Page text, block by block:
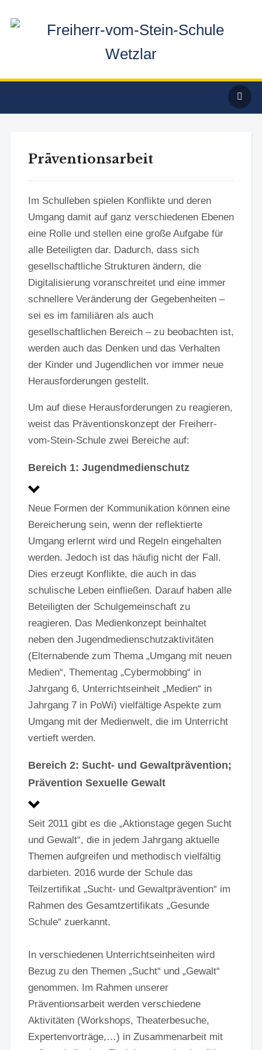
Präventionsarbeit
Im Schulleben spielen Konflikte und deren
Umgang damit auf ganz verschiedenen Ebenen
eine Rolle und stellen eine große Aufgabe für
alle Beteiligten dar. Dadurch, dass sich
gesellschaftliche Strukturen ändern, die
Digitalisierung voranschreitet und eine immer
schnellere Veränderung der Gegebenheiten –
sei es im familiären als auch
gesellschaftlichen Bereich – zu beobachten ist,
werden auch das Denken und das Verhalten
der Kinder und Jugendlichen vor immer neue
Herausforderungen gestellt.
Um auf diese Herausforderungen zu reagieren,
weist das Präventionskonzept der Freiherr-
vom-Stein-Schule zwei Bereiche auf:
Bereich 1: Jugendmedienschutz
Neue Formen der Kommunikation können eine
Bereicherung sein, wenn der reflektierte
Umgang erlernt wird und Regeln eingehalten
werden. Jedoch ist das häufig nicht der Fall.
Dies erzeugt Konflikte, die auch in das
schulische Leben einfließen. Darauf haben alle
Beteiligten der Schulgemeinschaft zu
reagieren. Das Medienkonzept beinhaltet
neben den Jugendmedienschutzaktivitäten
(Elternabende zum Thema „Umgang mit neuen
Medien“, Thementag „Cybermobbing“ in
Jahrgang 6, Unterrichtseinheit „Medien“ in
Jahrgang 7 in PoWi) vielfältige Aspekte zum
Umgang mit der Medienwelt, die im Unterricht
vertieft werden.
Bereich 2: Sucht- und Gewaltprävention;
Prävention Sexuelle Gewalt
Seit 2011 gibt es die „Aktionstage gegen Sucht
und Gewalt“, die in jedem Jahrgang aktuelle
Themen aufgreifen und methodisch vielfältig
darbieten. 2016 wurde der Schule das
Teilzertifikat „Sucht- und Gewaltprävention“ im
Rahmen des Gesamtzertifikats „Gesunde
Schule“ zuerkannt.
In verschiedenen Unterrichtseinheiten wird
Bezug zu den Themen „Sucht“ und „Gewalt“
genommen. Im Rahmen unserer
Präventionsarbeit werden verschiedene
Aktivitäten (Workshops, Theaterbesuche,
Expertenvorträge,…) in Zusammenarbeit mit